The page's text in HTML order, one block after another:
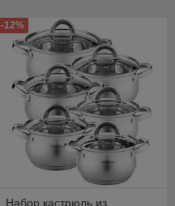
-12%
Набор кастрюль из